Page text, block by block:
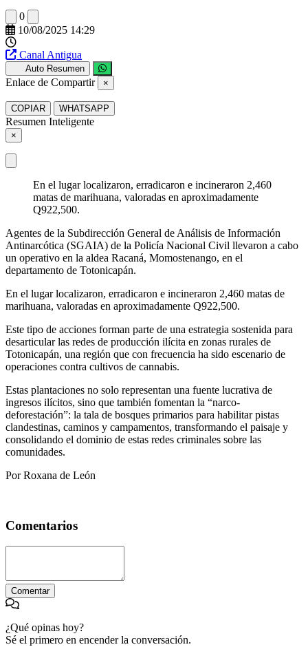
0
10/08/2025 14:29
Canal Antigua
Auto Resumen
Enlace de Compartir ×
COPIAR WHATSAPP
Resumen Inteligente
×
En el lugar localizaron, erradicaron e incineraron 2,460
matas de marihuana, valoradas en aproximadamente
Q922,500.
Agentes de la Subdirección General de Análisis de Información
Antinarcótica (SGAIA) de la Policía Nacional Civil llevaron a cabo
un operativo en la aldea Racaná, Momostenango, en el
departamento de Totonicapán.
En el lugar localizaron, erradicaron e incineraron 2,460 matas de
marihuana, valoradas en aproximadamente Q922,500.
Este tipo de acciones forman parte de una estrategia sostenida para
desarticular las redes de producción ilícita en zonas rurales de
Totonicapán, una región que con frecuencia ha sido escenario de
operaciones contra cultivos de cannabis.
Estas plantaciones no solo representan una fuente lucrativa de
ingresos ilícitos, sino que también fomentan la “narco-
deforestación”: la tala de bosques primarios para habilitar pistas
clandestinas, caminos y campamentos, transformando el paisaje y
consolidando el dominio de estas redes criminales sobre las
comunidades.
Por Roxana de León
Comentarios
Comentar
¿Qué opinas hoy?
Sé el primero en encender la conversación.